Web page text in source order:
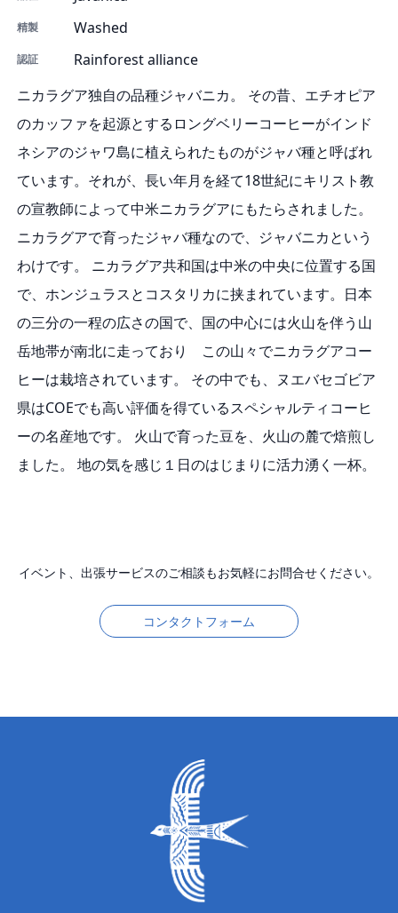
精製 Washed
認証
Rainforest alliance
ニカラグア独自の品種ジャバニカ。 その昔、エチオピア
のカッファを起源とするロングベリーコーヒーがインド
ネシアのジャワ島に植えられたものがジャバ種と呼ばれ
ています。それが、長い年月を経て18世紀にキリスト教
の宣教師によって中米ニカラグアにもたらされました。
ニカラグアで育ったジャバ種なので、ジャバニカという
わけです。 ニカラグア共和国は中米の中央に位置する国
で、ホンジュラスとコスタリカに挟まれています。日本
の三分の一程の広さの国で、国の中心には火山を伴う山
岳地帯が南北に走っており この山々でニカラグアコー
ヒーは栽培されています。 その中でも、ヌエバセゴビア
県はCOEでも高い評価を得ているスペシャルティコーヒ
ーの名産地です。 火山で育った豆を、火山の麓で焙煎し
ました。 地の気を感じ１日のはじまりに活力湧く一杯。
イベント、出張サービスのご相談もお気軽にお問合せください。
コンタクトフォーム